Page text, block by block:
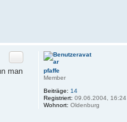
pfaffe
Member
Beiträge: 14
Registriert: 09.06.2004, 16:24
Wohnort: Oldenburg
Zitat
man